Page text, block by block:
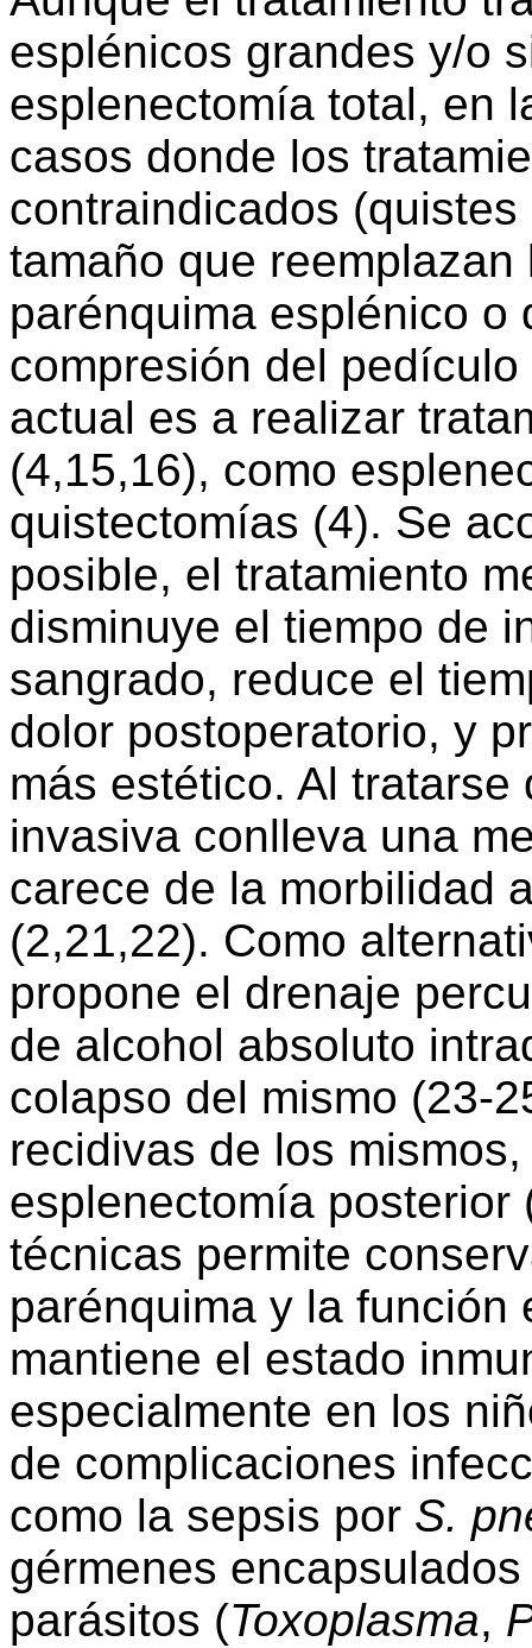
esplénicos grandes y/o
esplenectomía total, en
casos donde los
contraindicados
tamaño que
parénquima esplénico
compresión del
actual es a realizar
(4,15,16), como
quistectomías (4). Se
posible, el tratamiento
disminuye el tiempo de
sangrado, reduce el
dolor postoperatorio, y
más estético. Al
invasiva conlleva una
carece de la morbilidad
(2,21,22). Como
propone el drenaje
de alcohol absoluto
colapso del mismo (23-
recidivas de los
esplenectomía
técnicas permite
parénquima y la función
mantiene el estado
especialmente en los
de complicaciones
como la sepsis por S.
gérmenes
parásitos (Toxoplasma,